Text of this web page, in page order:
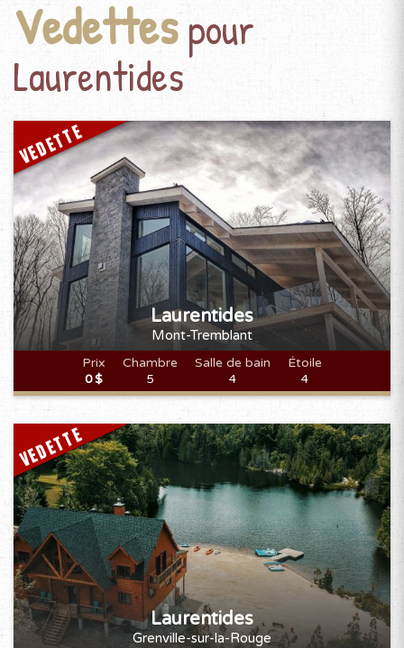
Vedettespour
Laurentides
VEDETTE
Laurentides
Mont-Tremblant
Prix
0 $
Chambre
5
Salle de bain
4
Étoile
4
VEDETTE
Laurentides
Grenville-sur-la-Rouge